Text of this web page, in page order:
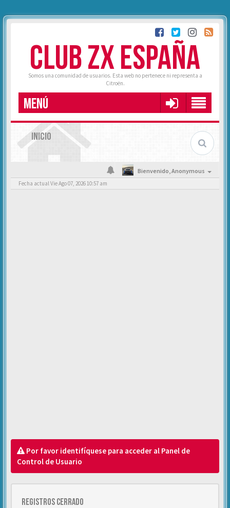
CLUB ZX ESPAÑA
Somos una comunidad de usuarios. Esta web no pertenece ni representa a
Citroën.
MENÚ
INICIO
Bienvenido,Anonymous
Fecha actual Vie Ago 07, 2026 10:57 am
Por favor identifíquese para acceder al Panel de
Control de Usuario
Registros cerrado